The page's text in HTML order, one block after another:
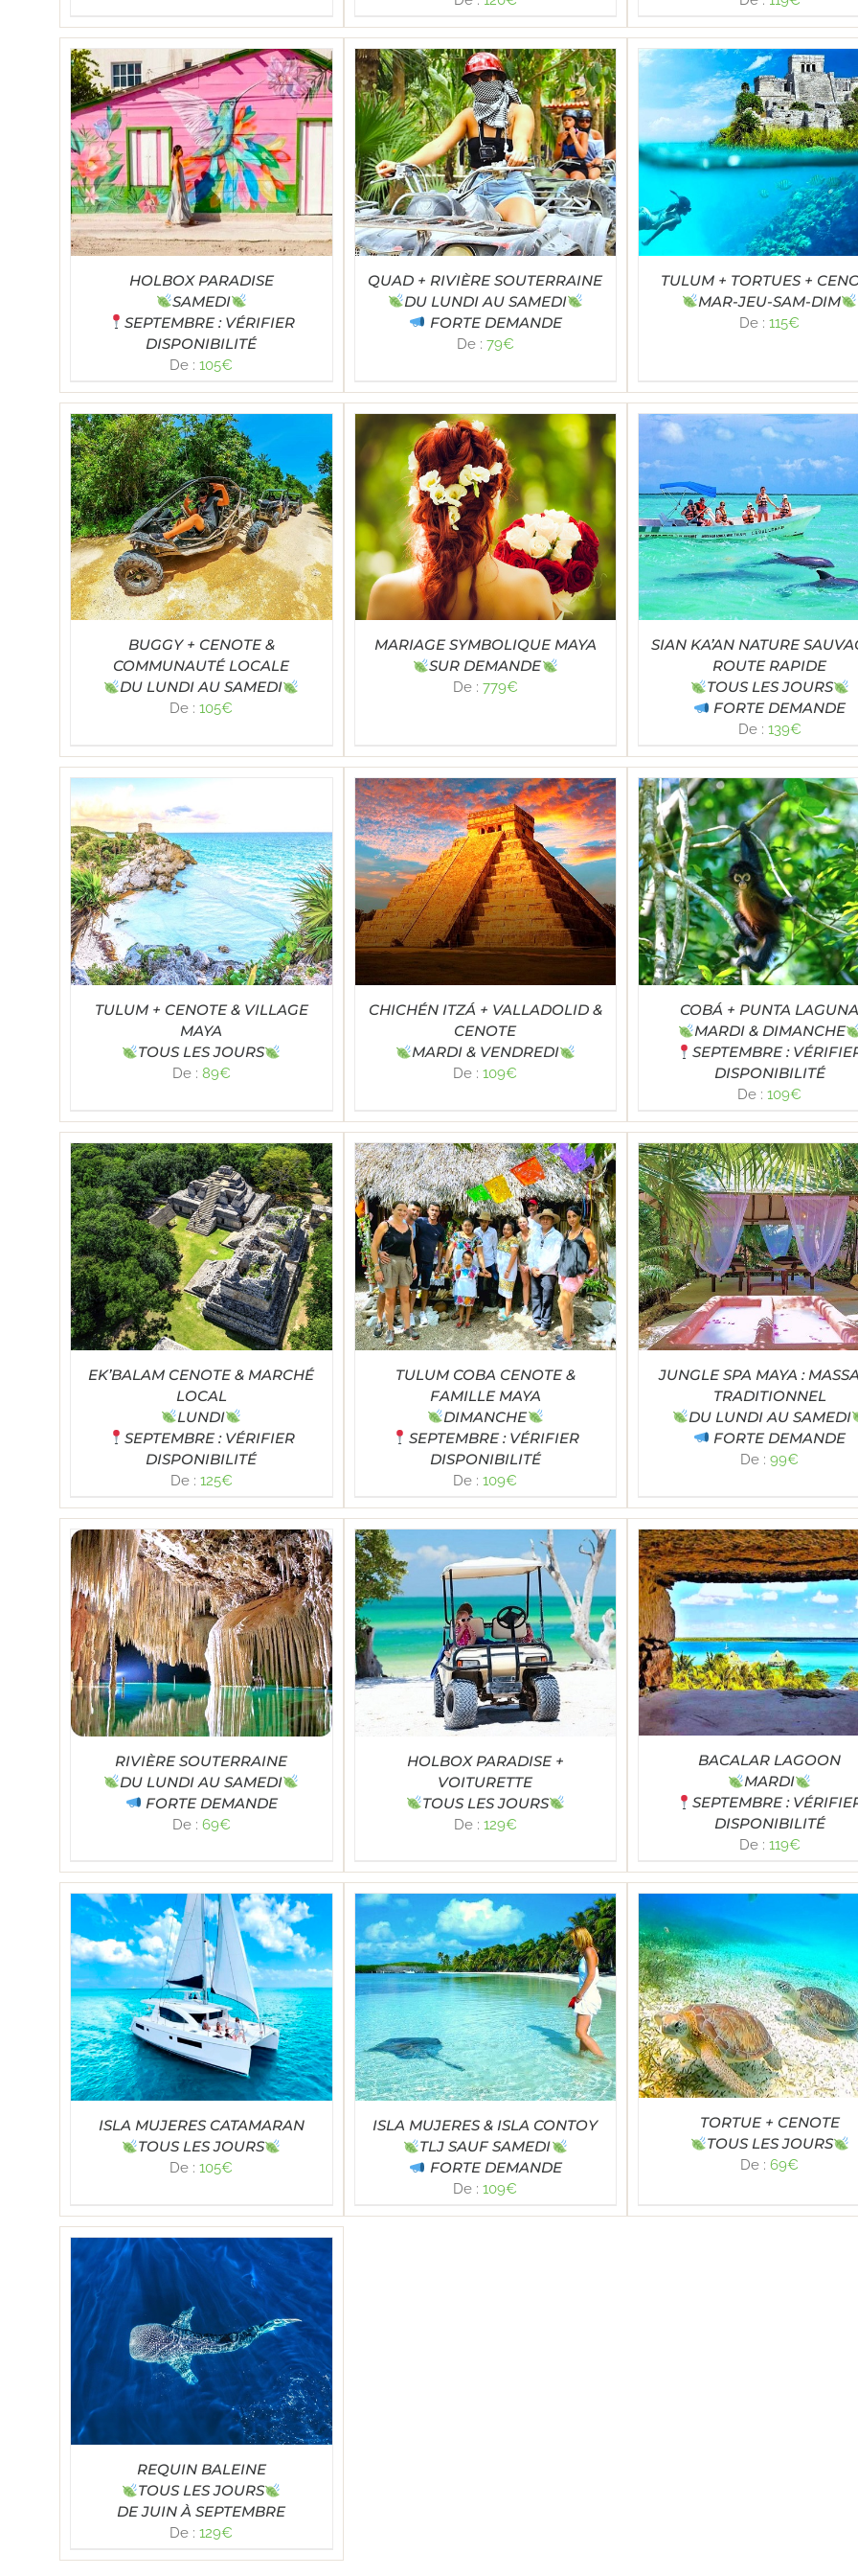
HOLBOX PARADISE
SAMEDI
SEPTEMBRE : VÉRIFIER
DISPONIBILITÉ
De :105€
Note5.00
sur 5
SELECT OPTIONS / DÉTAILS
QUAD + RIVIÈRE SOUTERRAINE
DU LUNDI AU SAMEDI
FORTE DEMANDE
De : 79€
Note5.00
sur 5
SELECT OPTIONS / DÉTAILS
TULUM + TORTUES +
MAR-JEU-SAM-DIM
De :115€
BUGGY + CENOTE &
COMMUNAUTÉ LOCALE
DU LUNDI AU SAMEDI
De :105€
SELECT OPTIONS / DÉTAILS
MARIAGE SYMBOLIQUE MAYA
SUR DEMANDE
De : 779€
Note4.95
sur 5
SELECT OPTIONS / DÉTAILS
SIAN KA’AN NATURE
ROUTE RAPIDE
TOUS LES JOURS
FORTE DEMANDE
De : 139€
TULUM + CENOTE & VILLAGE
MAYA
TOUS LES JOURS
De : 89€
Note4.93
sur 5
SELECT OPTIONS / DÉTAILS
CHICHÉN ITZÁ + VALLADOLID &
CENOTE
MARDI & VENDREDI
De :109€
Note5.00
sur 5
SELECT OPTIONS / DÉTAILS
COBÁ + PUNTA
MARDI & DIMANCHE
SEPTEMBRE :
DISPONIBILITÉ
De :109€
EK’BALAM CENOTE & MARCHÉ
LOCAL
LUNDI
SEPTEMBRE : VÉRIFIER
DISPONIBILITÉ
De : 125€
Note5.00
sur 5
SELECT OPTIONS / DÉTAILS
TULUM COBA CENOTE &
FAMILLE MAYA
DIMANCHE
SEPTEMBRE : VÉRIFIER
DISPONIBILITÉ
De :109€
Note4.82
sur 5
SELECT OPTIONS / DÉTAILS
JUNGLE SPA MAYA :
TRADITIONNEL
DU LUNDI AU SAMEDI
FORTE DEMANDE
De :99€
RIVIÈRE SOUTERRAINE
DU LUNDI AU SAMEDI
FORTE DEMANDE
De : 69€
Note5.00
sur 5
SELECT OPTIONS / DÉTAILS
HOLBOX PARADISE +
VOITURETTE
TOUS LES JOURS
De : 129€
Note5.00
sur 5
SELECT OPTIONS / DÉTAILS
BACALAR LAGOON
MARDI
SEPTEMBRE :
DISPONIBILITÉ
De : 119€
ISLA MUJERES CATAMARAN
TOUS LES JOURS
De :105€
Note4.83
sur 5
SELECT OPTIONS / DÉTAILS
ISLA MUJERES & ISLA CONTOY
TLJ SAUF SAMEDI
FORTE DEMANDE
De :109€
Note4.96
sur 5
SELECT OPTIONS / DÉTAILS
TORTUE + CENOTE
TOUS LES JOURS
De :69€
REQUIN BALEINE
TOUS LES JOURS
DE JUIN À SEPTEMBRE
De :129€